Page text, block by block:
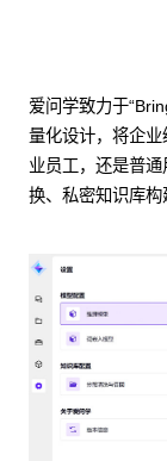
爱问学致力于
量化设计，将企
业员工，还是普
换、私密知识库构